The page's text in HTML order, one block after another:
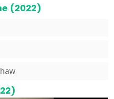
(2022)